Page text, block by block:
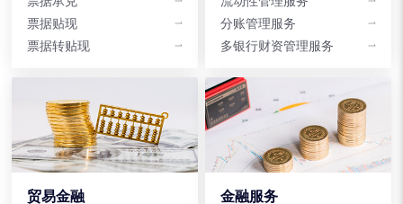
票据贴现
票据转贴现
分账管理服务
多银行财资管理服务
贸易金融 金融服务